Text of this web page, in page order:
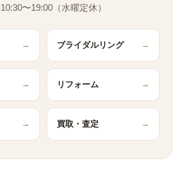
〜19:00（水曜定休）
→ ブライダルリング →
→ リフォーム →
→ 買取・査定 →